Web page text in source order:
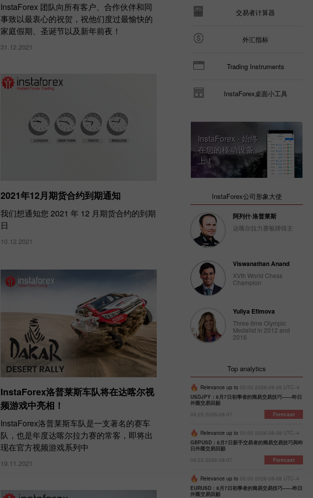
InstaForex 团队向所有客户、合作伙伴和同
事致以最衷心的祝贺，祝他们度过最愉快的
家庭假期、圣诞节以及新年前夜！
31.12.2021
2021年12月期货合约到期通知
我们想通知您 2021 年 12 月期货合约的到期
日
10.12.2021
InstaForex洛普莱斯车队将在达喀尔视
频游戏中亮相！
InstaForex洛普莱斯车队是一支著名的赛车
队，也是年度达喀尔拉力赛的常客，即将出
现在官方视频游戏系列中
19.11.2021
交易者计算器
外汇指标
Trading Instruments
InstaForex桌面小工具
InstaForex - 始终
在您的移动设备
上！
InstaForex公司形象大使
阿列什·洛普莱斯
达喀尔拉力赛银牌得主
Viswanathan Anand
XVth World Chess
Champion
Yuliya Efimova
Three-time Olympic
Medalist in 2012 and
2016
Top analytics
Relevance up to 03:00 2026-08-08 UTC--4
USDJPY：8月7日初學者的簡易交易技巧——昨日
外匯交易回顧
09:23 2026-08-07
Forecast
Relevance up to 03:00 2026-08-08 UTC--4
GBPUSD：8月7日新手交易者的簡易交易技巧與昨
日外匯交易回顧
09:23 2026-08-07
Forecast
Relevance up to 03:00 2026-08-08 UTC--4
EURUSD：8月7日初學者的簡易交易技巧——昨日
外匯交易回顧